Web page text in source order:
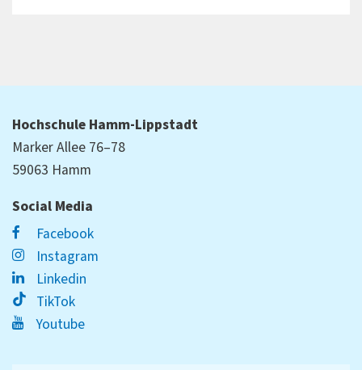
Hochschule Hamm-Lippstadt
Marker Allee 76–78
59063 Hamm
Social Media
Facebook
Instagram
Linkedin
TikTok
Youtube